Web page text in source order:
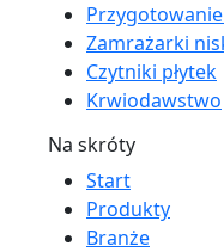
Zamrażarki
Czytniki płytek
Krwiodawstwo
Na skróty
Start
Produkty
Branże